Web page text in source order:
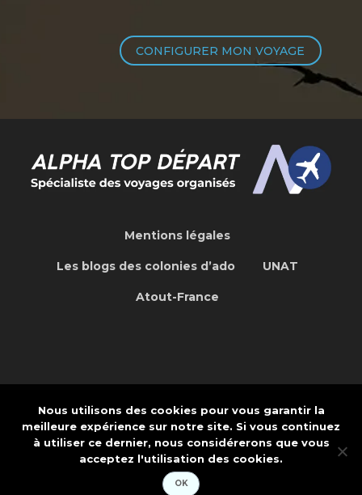
CONFIGURER MON VOYAGE
Mentions légales
Les blogs des colonies d’ado UNAT
Atout-France
Concepteur de site Web Internet et
Application: CREAPTE.COM
Nous utilisons des cookies pour vous garantir la
meilleure expérience sur notre site. Si vous continuez
à utiliser ce dernier, nous considérerons que vous
acceptez l'utilisation des cookies.
OK